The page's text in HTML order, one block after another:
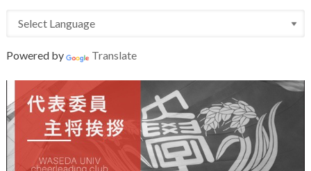
Powered by Translate